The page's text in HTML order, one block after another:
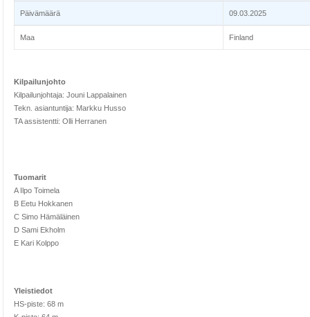
Päivämäärä 09.03.2025
Maa Finland
Kilpailunjohto
Kilpailunjohtaja: Jouni Lappalainen
Tekn. asiantuntija: Markku Husso
TA assistentti: Olli Herranen
Tuomarit
A Ilpo Toimela
B Eetu Hokkanen
C Simo Hämäläinen
D Sami Ekholm
E Kari Kolppo
Yleistiedot
HS-piste: 68 m